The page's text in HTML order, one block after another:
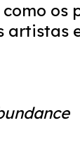
os
artistas